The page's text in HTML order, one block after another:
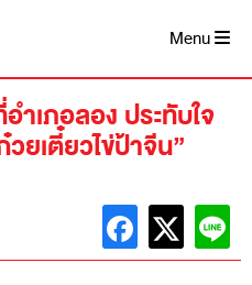
Menu
ำเภอลอง ประทับใจ
ยเตี๋ยวไข่ป้าจีน”